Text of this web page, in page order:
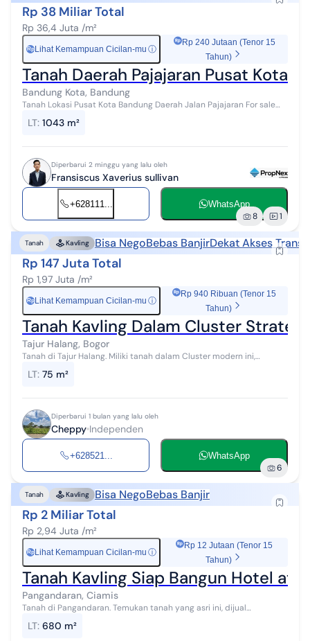
Rp 38 Miliar Total
Rp 36,4 Juta /m²
Rp Lihat Kemampuan Cicilan-mu ⓘ
Rp 240 Jutaan (Tenor 15
Tahun)
Tanah Daerah Pajajaran Pusat Kota
Bandung Kota, Bandung
Tanah Lokasi Pusat Kota Bandung Daerah Jalan Pajajaran For sale
lengkap, cocok...
LT: 1043 m²
Diperbarui 2 minggu yang lalu oleh
Fransiscus Xaverius sullivan
+628111... WhatsApp
8 1
Tanah Kavling Bisa NegoBebas BanjirDekat Akses
Rp 147 Juta Total
Rp 1,97 Juta /m²
Rp Lihat Kemampuan Cicilan-mu ⓘ
Rp 940 Ribuan (Tenor 15
Tahun)
Tanah Kavling Dalam Cluster
Tajur Halang, Bogor
Tanah di Tajur Halang. Miliki tanah dalam Cluster modern ini,
menginginkan hunia...
LT: 75 m²
Diperbarui 1 bulan yang lalu oleh
Cheppy Independen
+628521... WhatsApp
6
Tanah Kavling Bisa NegoBebas Banjir
Rp 2 Miliar Total
Rp 2,94 Juta /m²
Rp Lihat Kemampuan Cicilan-mu ⓘ
Rp 12 Jutaan (Tenor 15
Tahun)
Tanah Kavling Siap Bangun Hotel
Pangandaran, Ciamis
Tanah di Pangandaran. Temukan tanah yang asri ini, dijual
yang menginginkan temp...
LT: 680 m²